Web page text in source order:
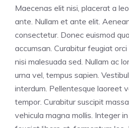
Maecenas elit nisi, placerat a
ante. Nullam et ante elit.
consectetur. Donec euismod
accumsan. Curabitur feugiat
nisi malesuada sed. Nullam ac
urna vel, tempus sapien.
interdum. Pellentesque laoreet
tempor. Curabitur suscipit
vehicula magna mollis. Integer